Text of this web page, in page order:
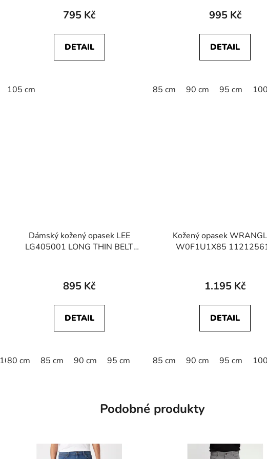
795 Kč
DETAIL
105 cm
995 Kč
DETAIL
85 cm 90 cm 95 cm
105 cm 110 cm 115 cm
Dámský kožený opasek LEE
LG405001 LONG THIN BELT
895 Kč
DETAIL
80 cm 85 cm 90 cm 95 cm
Kožený opasek
W0F1U1X85
1.195 Kč
DETAIL
85 cm 90 cm 95 cm
Podobné produkty